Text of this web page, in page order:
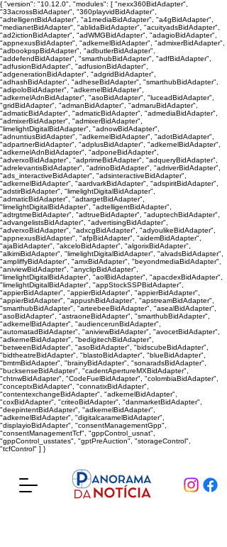
{ "version": "10.12.0", "modules": [ "nexx360BidAdapter",
"33acrossBidAdapter", "360playvidBidAdapter",
"adtelligentBidAdapter", "a1mediaBidAdapter", "a4gBidAdapter",
"medianetBidAdapter", "ablidaBidAdapter", "acuityadsBidAdapter",
"ad2ictionBidAdapter", "adWMGBidAdapter", "adagioBidAdapter",
"appnexusBidAdapter", "adkernelBidAdapter", "admixerBidAdapter",
"adbookpspBidAdapter", "adbutlerBidAdapter",
"addefendBidAdapter", "smarthubBidAdapter", "adfBidAdapter",
"adfusionBidAdapter", "adfusionBidAdapter",
"adgenerationBidAdapter", "adgridBidAdapter",
"adhashBidAdapter", "adheseBidAdapter", "smarthubBidAdapter",
"adipoloBidAdapter", "adkernelBidAdapter",
"adkernelAdnBidAdapter", "asoBidAdapter", "luceadBidAdapter",
"gridBidAdapter", "admanBidAdapter", "admaruBidAdapter",
"admaticBidAdapter", "admaticBidAdapter", "admediaBidAdapter",
"admixerBidAdapter", "admixerBidAdapter",
"limelightDigitalBidAdapter", "adnowBidAdapter",
"adnuntiusBidAdapter", "adkernelBidAdapter", "adotBidAdapter",
"adpartnerBidAdapter", "adplusBidAdapter", "adkernelBidAdapter",
"adkernelAdnBidAdapter", "adponeBidAdapter",
"adverxoBidAdapter", "adprimeBidAdapter", "adqueryBidAdapter",
"adrelevantisBidAdapter", "adrinoBidAdapter", "adriverBidAdapter",
"ads_interactiveBidAdapter", "adsinteractiveBidAdapter",
"adkernelBidAdapter", "aardvarkBidAdapter", "adspiritBidAdapter",
"adstirBidAdapter", "limelightDigitalBidAdapter",
"admaticBidAdapter", "adtargetBidAdapter",
"limelightDigitalBidAdapter", "adtelligentBidAdapter",
"adtrgtmeBidAdapter", "adtrueBidAdapter", "aduptechBidAdapter",
"advangelistsBidAdapter", "advertisingBidAdapter",
"adverxoBidAdapter", "adxcgBidAdapter", "adyoulikeBidAdapter",
"appnexusBidAdapter", "afpBidAdapter", "aidemBidAdapter",
"ajaBidAdapter", "akceloBidAdapter", "algorixBidAdapter",
"alkimiBidAdapter", "limelightDigitalBidAdapter", "alvadsBidAdapter",
"ampliffyBidAdapter", "amxBidAdapter", "beyondmediaBidAdapter",
"aniviewBidAdapter", "anyclipBidAdapter",
"limelightDigitalBidAdapter", "aolBidAdapter", "apacdexBidAdapter",
"limelightDigitalBidAdapter", "appStockSSPBidAdapter",
"appierBidAdapter", "appierBidAdapter", "appierBidAdapter",
"appierBidAdapter", "appushBidAdapter", "apstreamBidAdapter",
"smarthubBidAdapter", "arteebeeBidAdapter", "asealBidAdapter",
"asoBidAdapter", "astraoneBidAdapter", "smarthubBidAdapter",
"adkernelBidAdapter", "audiencerunBidAdapter",
"automatadBidAdapter", "aniviewBidAdapter", "avocetBidAdapter",
"adkernelBidAdapter", "bedigitechBidAdapter",
"betweenBidAdapter", "asoBidAdapter", "bidscubeBidAdapter",
"bidtheatreBidAdapter", "blastoBidAdapter", "blueBidAdapter",
"bmtmBidAdapter", "brainyBidAdapter", "sonaradsBidAdapter",
"bucksenseBidAdapter", "cadentApertureMXBidAdapter",
"chtnwBidAdapter", "CodeFuelBidAdapter", "colombiaBidAdapter",
"conceptxBidAdapter", "connatixBidAdapter",
"contentexchangeBidAdapter", "adkernelBidAdapter",
"coxBidAdapter", "criteoBidAdapter", "danmarketBidAdapter",
"deepintentBidAdapter", "adkernelBidAdapter",
"adkernelBidAdapter", "digitalcaramelBidAdapter",
"displayioBidAdapter", "consentManagementGpp",
"consentManagementTcf", "gppControl_usnat",
"gppControl_usstates", "gptPreAuction", "storageControl",
"tcfControl" ] }